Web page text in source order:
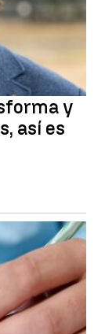
y
así es